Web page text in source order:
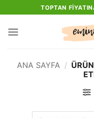
atla
TOPTAN
ANA SAYFA /